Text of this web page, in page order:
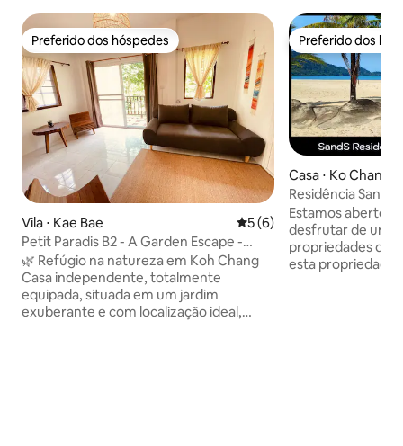
Preferido dos hóspedes
Preferido dos hóspedes
Vila ⋅ Kae Bae 5 de uma avaliação média
5 (6)
Petit Paradis B2 - A Garden Escape -
KaeBae - Koh Chang
🌿 Refúgio na natureza em Koh Chang
Casa independente, totalmente
equipada, situada em um jardim
exuberante e com localização ideal,
Preferido dos
Preferido dos
Casa ⋅ Ko Chang
Residência SandS
Estamos abertos
desfrutar de uma
propriedades da
esta propriedade